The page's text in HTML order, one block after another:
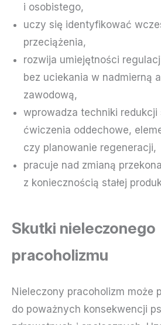
i osobistego,
uczy się identyfikować
przeciążenia,
rozwija umiejętności
bez uciekania w nadmierną
zawodową,
wprowadza techniki redukcji
ćwiczenia oddechowe,
czy planowanie regeneracji,
pracuje nad zmianą
z koniecznością stałej
Skutki nieleczonego
pracoholizmu
Nieleczony pracoholizm może
do poważnych konsekwencji